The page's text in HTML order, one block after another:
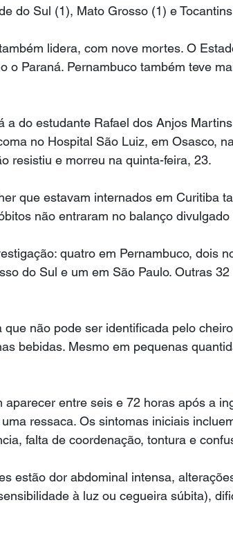
do Sul (1), Mato Grosso (1) e
lidera, com nove mortes. O
o Paraná. Pernambuco também teve
a do estudante Rafael dos Anjos
no Hospital São Luiz, em Osasco,
resistiu e morreu na quinta-feira, 23.
que estavam internados em Curitiba
não entraram no balanço
quatro em Pernambuco, dois
do Sul e um em São Paulo. Outras
não pode ser identificada pelo
bebidas. Mesmo em pequenas
entre seis e 72 horas após a
ressaca. Os sintomas iniciais
falta de coordenação, tontura e
estão dor abdominal intensa,
à luz ou cegueira súbita),